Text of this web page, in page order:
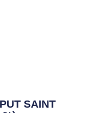
SAINT